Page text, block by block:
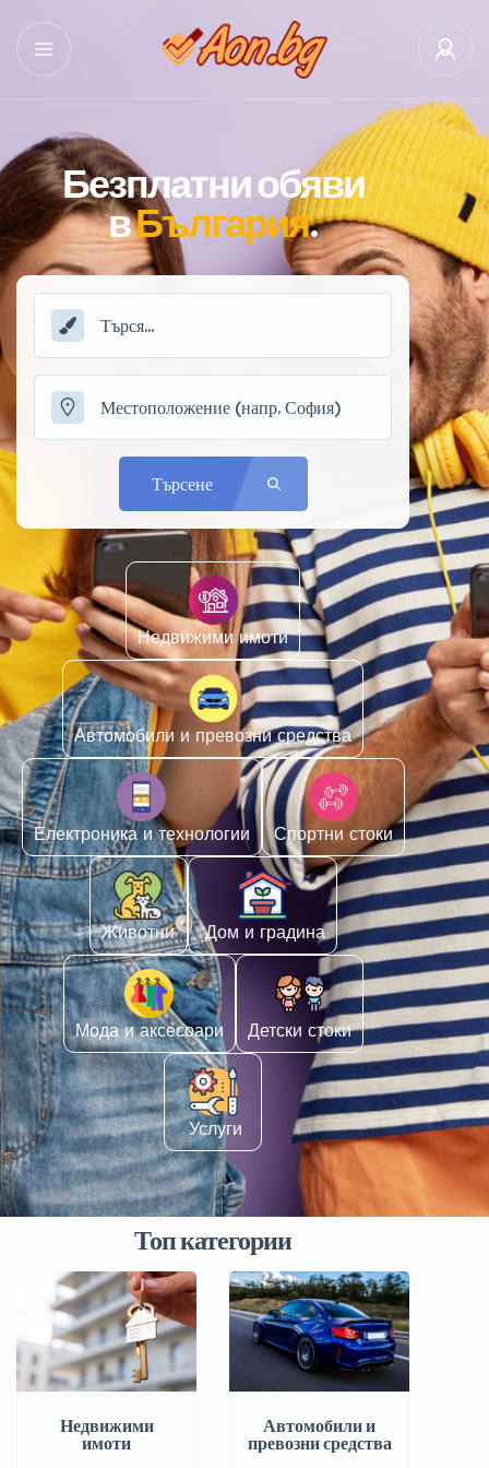
Безплатни обяви
вБългария.
Търсене
Недвижими имоти
Автомобили и превозни средства
Електроника и технологии Спортни стоки
Животни ️ Дом и градина
Мода и аксесоари Детски стоки
️ Услуги
Топ категории
Недвижими
имоти
Автомобили и
превозни средства